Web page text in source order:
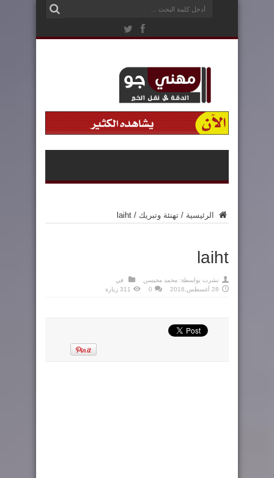
الرئيسية / تهنئة وتبريك /
laiht
laiht
نشرت بواسطة: محمد محيسن
في
28 أغسطس,2016
0 311 زيارة